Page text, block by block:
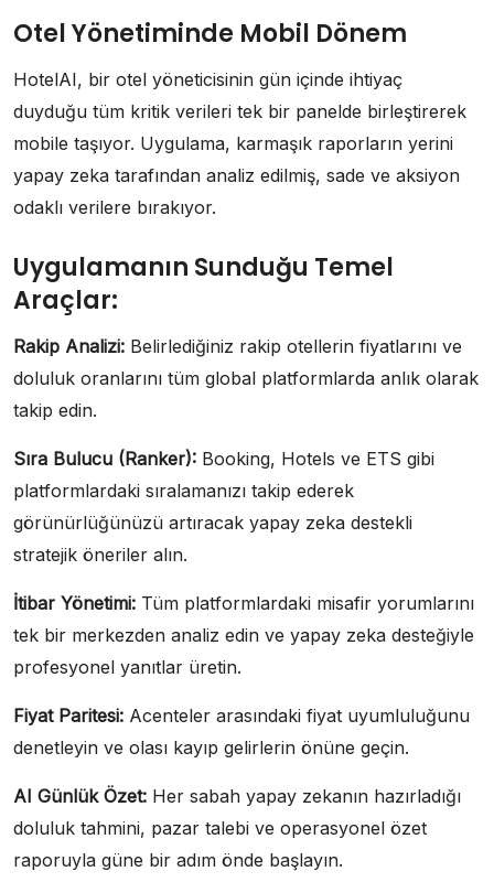
Otel Yönetiminde Mobil Dönem
HotelAI, bir otel yöneticisinin gün içinde ihtiyaç
duyduğu tüm kritik verileri tek bir panelde birleştirerek
mobile taşıyor. Uygulama, karmaşık raporların yerini
yapay zeka tarafından analiz edilmiş, sade ve aksiyon
odaklı verilere bırakıyor.
Uygulamanın Sunduğu Temel
Araçlar:
Rakip Analizi: Belirlediğiniz rakip otellerin fiyatlarını ve
doluluk oranlarını tüm global platformlarda anlık olarak
takip edin.
Sıra Bulucu (Ranker): Booking, Hotels ve ETS gibi
platformlardaki sıralamanızı takip ederek
görünürlüğünüzü artıracak yapay zeka destekli
stratejik öneriler alın.
İtibar Yönetimi: Tüm platformlardaki misafir yorumlarını
tek bir merkezden analiz edin ve yapay zeka desteğiyle
profesyonel yanıtlar üretin.
Fiyat Paritesi: Acenteler arasındaki fiyat uyumluluğunu
denetleyin ve olası kayıp gelirlerin önüne geçin.
AI Günlük Özet: Her sabah yapay zekanın hazırladığı
doluluk tahmini, pazar talebi ve operasyonel özet
raporuyla güne bir adım önde başlayın.